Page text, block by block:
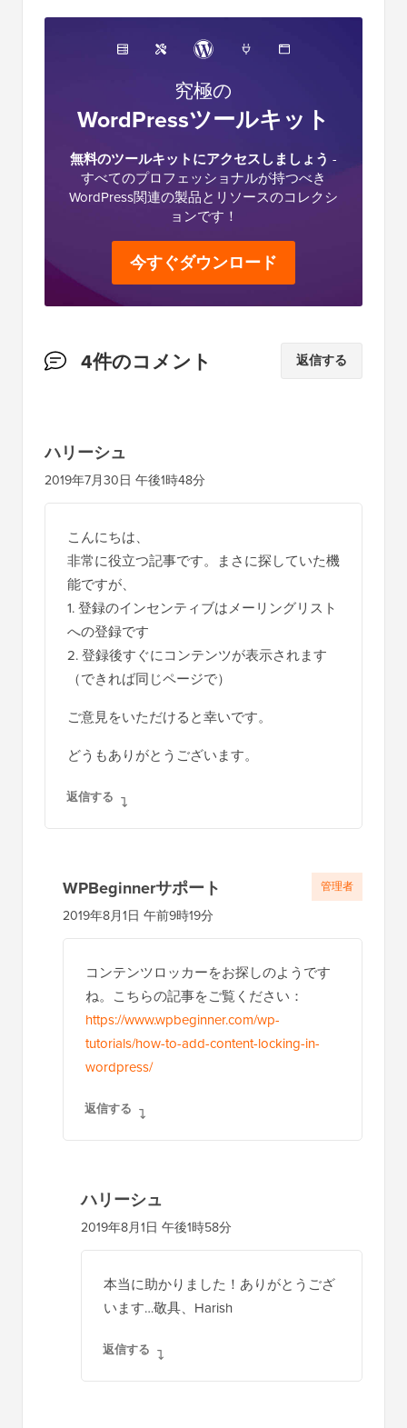
究極の
WordPressツールキット
無料のツールキットにアクセスしましょう -
すべてのプロフェッショナルが持つべき
WordPress関連の製品とリソースのコレクシ
ョンです！
今すぐダウンロード
読
の
イ
ン
4件のコメント 返信する
ハリーシュ
2019年7月30日 午後1時48分
こんにちは、
非常に役立つ記事です。まさに探していた機
能ですが、
1. 登録のインセンティブはメーリングリスト
への登録です
2. 登録後すぐにコンテンツが表示されます
（できれば同じページで）
ご意見をいただけると幸いです。
どうもありがとうございます。
返信する
WPBeginnerサポート
2019年8月1日 午前9時19分
コンテンツロッカーをお探しのようです
ね。こちらの記事をご覧ください：
https://www.wpbeginner.com/wp-
tutorials/how-to-add-content-locking-in-
wordpress/
返信する
管理者
ハリーシュ
2019年8月1日 午後1時58分
本当に助かりました！ありがとうござ
います…敬具、Harish
返信する